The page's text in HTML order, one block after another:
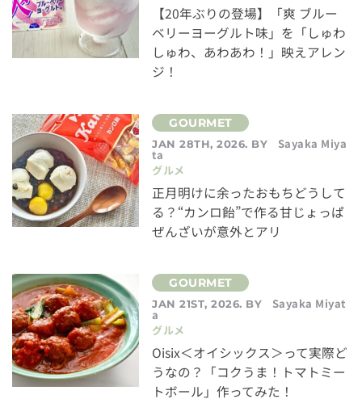
【20年ぶりの登場】「爽 ブルー
ベリーヨーグルト味」を「しゅわ
しゅわ、あわあわ！」映えアレン
ジ！
JAN 28TH, 2026. BY Sayaka Miya
ta
グルメ
正月明けに余ったおもちどうして
る？“カンロ飴”で作る甘じょっぱ
ぜんざいが意外とアリ
JAN 21ST, 2026. BY Sayaka Miyat
a
グルメ
Oisix＜オイシックス＞って実際ど
うなの？「コクうま！トマトミー
トボール」作ってみた！